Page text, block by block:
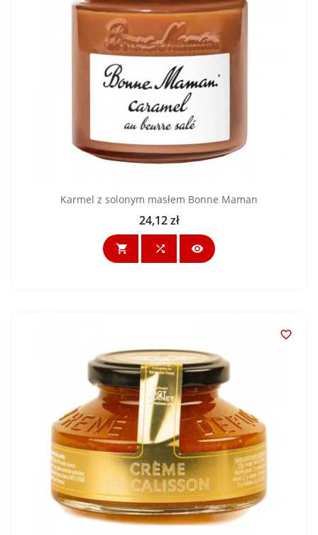
Karmel z solonym masłem Bonne Maman
Cena
24,12 zł
  
